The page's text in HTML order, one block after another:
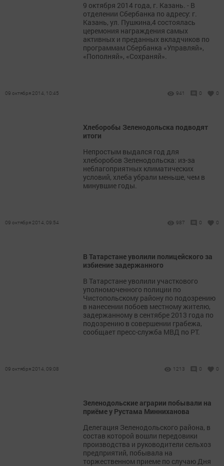
9 октября 2014 года, г. Казань. - В
отделении Сбербанка по адресу: г.
Казань, ул. Пушкина,4 состоялась
церемония награждения самых
активных и преданных вкладчиков по
программам Сбербанка «Управляй»,
«Пополняй», «Сохраняй».
09 октября 2014, 10:45 941 0 0
Хлеборобы Зеленодольска подводят
итоги
Непростым выдался год для
хлеборобов Зеленодольска: из-за
неблагоприятных климатических
условий, хлеба убрали меньше, чем в
минувшие годы.
09 октября 2014, 09:54 987 0 0
В Татарстане уволили полицейского за
избиение задержанного
В Татарстане уволили участкового
уполномоченного полиции по
Чистопольскому району по подозрению
в нанесении побоев местному жителю,
задержанному в сентябре 2013 года по
подозрению в совершении грабежа,
сообщает пресс-служба МВД по РТ.
09 октября 2014, 09:08 1213 0 0
Зеленодольские аграрии побывали на
приёме у Рустама Минниханова
Делегация Зеленодольского района, в
состав которой вошли передовики
производства и руководители сельхоз
предприятий, побывала на
торжественном приеме по случаю Дня